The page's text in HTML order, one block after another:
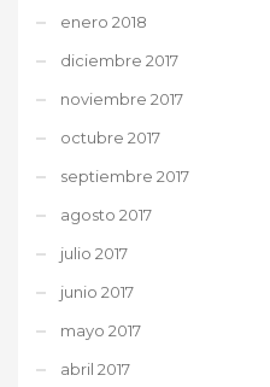
enero 2018
diciembre 2017
noviembre 2017
octubre 2017
septiembre 2017
agosto 2017
julio 2017
junio 2017
mayo 2017
abril 2017